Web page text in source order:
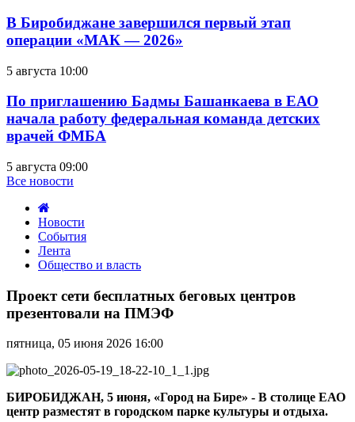
В Биробиджане завершился первый этап
операции «МАК — 2026»
5 августа 10:00
По приглашению Бадмы Башанкаева в ЕАО
начала работу федеральная команда детских
врачей ФМБА
5 августа 09:00
Все новости
Новости
События
Лента
Общество и власть
сети
беговых
презентовали
на
ПМЭФ
Проект сети бесплатных беговых центров
презентовали на ПМЭФ
пятница, 05 июня 2026 16:00
БИРОБИДЖАН, 5 июня, «Город на Бире» - В столице ЕАО
центр разместят в городском парке культуры и отдыха.